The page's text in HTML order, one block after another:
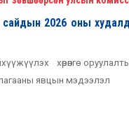
сайдын 2026 оны
хөрөнгө
явцын мэдээлэл